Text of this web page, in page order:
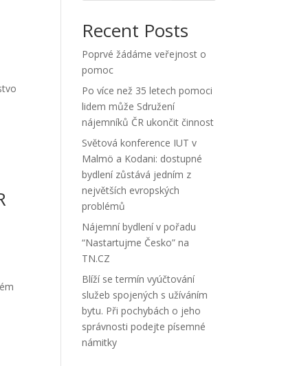
Recent Posts
Poprvé žádáme veřejnost o
pomoc
Po více než 35 letech pomoci
lidem může Sdružení
nájemníků ČR ukončit činnost
Světová konference IUT v
Malmö a Kodani: dostupné
bydlení zůstává jedním z
největších evropských
problémů
Nájemní bydlení v pořadu
“Nastartujme Česko” na
TN.CZ
Blíží se termín vyúčtování
služeb spojených s užíváním
bytu. Při pochybách o jeho
správnosti podejte písemné
námitky